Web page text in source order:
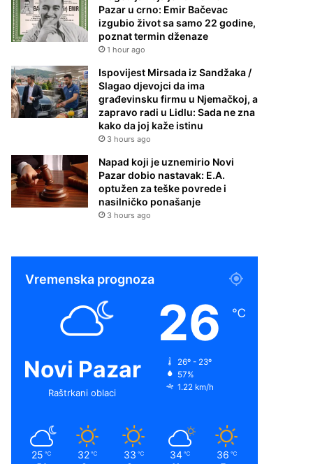
Pazar u crno: Emir Bačevac
izgubio život sa samo 22 godine,
poznat termin dženaze
1 hour ago
Ispovijest Mirsada iz Sandžaka /
Slagao djevojci da ima
građevinsku firmu u Njemačkoj, a
zapravo radi u Lidlu: Sada ne zna
kako da joj kaže istinu
3 hours ago
Napad koji je uznemirio Novi
Pazar dobio nastavak: E.A.
optužen za teške povrede i
nasilničko ponašanje
3 hours ago
Vremenska prognoza
Novi Pazar
Raštrkani oblaci
26 ℃
26º - 23º
57%
1.22 km/h
25 ℃ 32 ℃ 33 ℃ 34 ℃ 36 ℃